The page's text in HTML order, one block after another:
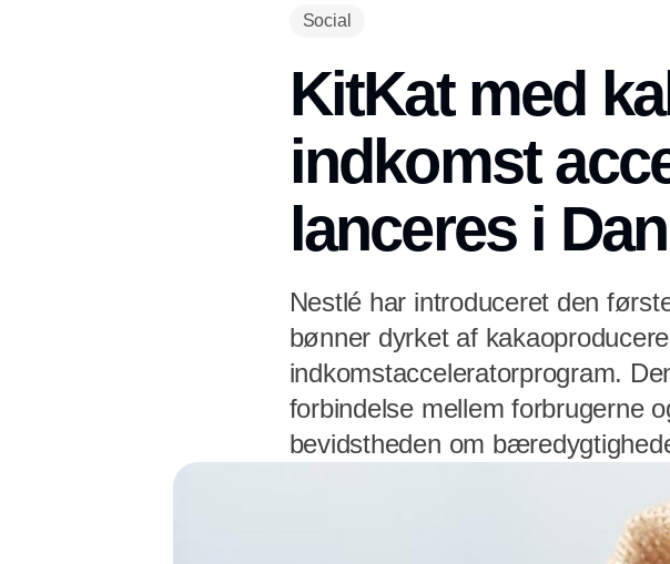
Social
KitKat med
indkomst
lanceres i
Nestlé har introduceret den
bønner dyrket af
indkomstacceleratorprogram.
forbindelse mellem forbrugerne
bevidstheden om